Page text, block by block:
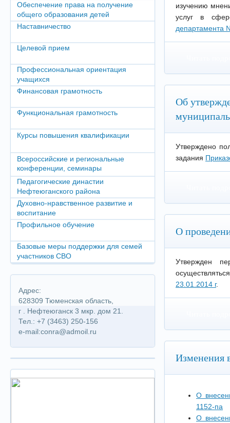
Обеспечение права на получение
общего образования детей
Наставничество
Целевой прием
Профессиональная ориентация
учащихся
Финансовая грамотность
Функциональная грамотность
Курсы повышения квалификации
Всероссийские и региональные
конференции, семинары
Педагогические династии
Нефтеюганского района
Духовно-нравственное развитие и
воспитание
Профильное обучение
Базовые меры поддержки для семей
участников СВО
Адрес:
628309 Тюменская область,
г . Нефтеюганск 3 мкр. дом 21.
Тел.: +7 (3463) 250-156
e-mail:conra@admoil.ru
изучению
услуг в
департамента
Об
Утверждено
задания
О
Утвержден
23.01.2014 г.
Изменения
О
1152-па
О